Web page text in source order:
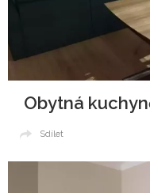
Obytná
Sdílet